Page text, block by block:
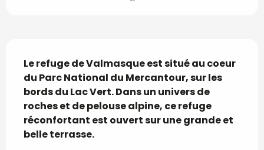
Description
Le refuge de Valmasque est situé au coeur
du Parc National du Mercantour, sur les
bords du Lac Vert. Dans un univers de
roches et de pelouse alpine, ce refuge
réconfortant est ouvert sur une grande et
belle terrasse.